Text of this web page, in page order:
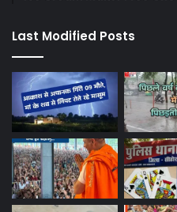
Last Modified Posts